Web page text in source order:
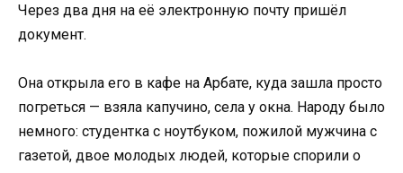
Через два дня на её электронную почту пришёл
документ.
Она открыла его в кафе на Арбате, куда зашла просто
погреться — взяла капучино, села у окна. Народу было
немного: студентка с ноутбуком, пожилой мужчина с
газетой, двое молодых людей, которые спорили о